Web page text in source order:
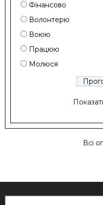
Фінансово
Волонтерю
Воюю
Працюю
Молюся
Всі